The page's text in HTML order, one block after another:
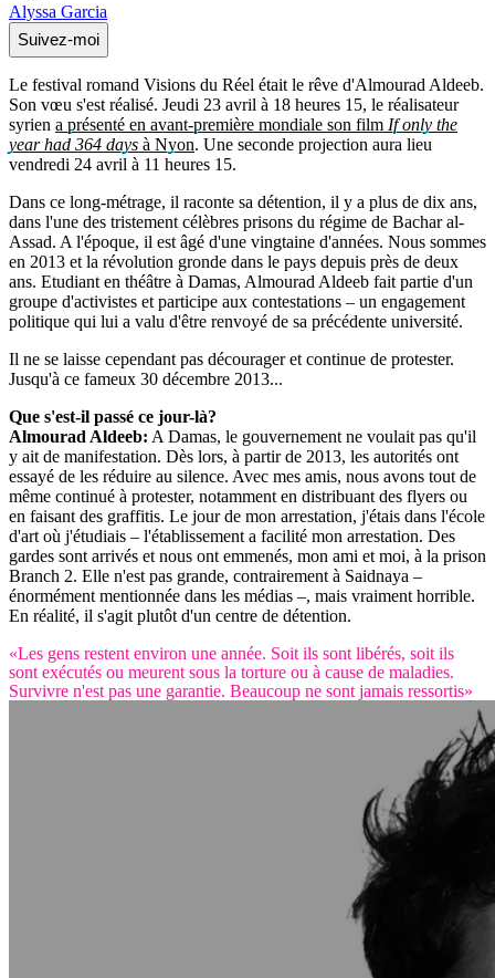
Alyssa Garcia
Suivez-moi
Le festival romand Visions du Réel était le rêve d'Almourad Aldeeb.
Son vœu s'est réalisé. Jeudi 23 avril à 18 heures 15, le réalisateur
syrien a présenté en avant-première mondiale son film If only the
year had 364 days à Nyon. Une seconde projection aura lieu
vendredi 24 avril à 11 heures 15.
Dans ce long-métrage, il raconte sa détention, il y a plus de dix ans,
dans l'une des tristement célèbres prisons du régime de Bachar al-
Assad. A l'époque, il est âgé d'une vingtaine d'années. Nous sommes
en 2013 et la révolution gronde dans le pays depuis près de deux
ans. Etudiant en théâtre à Damas, Almourad Aldeeb fait partie d'un
groupe d'activistes et participe aux contestations – un engagement
politique qui lui a valu d'être renvoyé de sa précédente université.
Il ne se laisse cependant pas décourager et continue de protester.
Jusqu'à ce fameux 30 décembre 2013...
Que s'est-il passé ce jour-là?
Almourad Aldeeb: A Damas, le gouvernement ne voulait pas qu'il
y ait de manifestation. Dès lors, à partir de 2013, les autorités ont
essayé de les réduire au silence. Avec mes amis, nous avons tout de
même continué à protester, notamment en distribuant des flyers ou
en faisant des graffitis. Le jour de mon arrestation, j'étais dans l'école
d'art où j'étudiais – l'établissement a facilité mon arrestation. Des
gardes sont arrivés et nous ont emmenés, mon ami et moi, à la prison
Branch 2. Elle n'est pas grande, contrairement à Saidnaya –
énormément mentionnée dans les médias –, mais vraiment horrible.
En réalité, il s'agit plutôt d'un centre de détention.
«Les gens restent environ une année. Soit ils sont libérés, soit ils
sont exécutés ou meurent sous la torture ou à cause de maladies.
Survivre n'est pas une garantie. Beaucoup ne sont jamais ressortis»